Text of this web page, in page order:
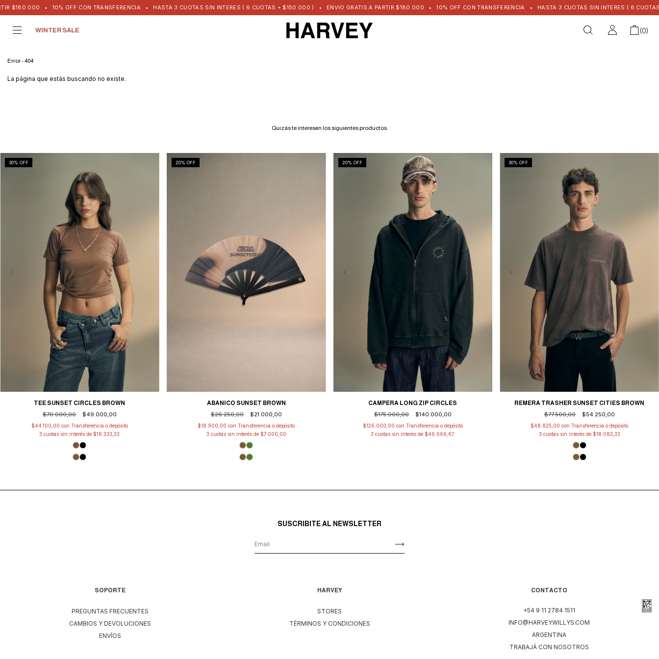
• 10% OFF CON TRANSFERENCIA • HASTA 3 CUOTAS SIN INTERES ( 6 CUOTAS + $150.000 ) • ENVIO GRATIS A PARTIR $180.000 • 10% OFF CON TRANSFERENCIA • HASTA 3 CUOTAS SIN INTERES ( 6 CUOTAS +
WINTER SALE (0)
Error - 404
La página que estás buscando no existe.
Quizás te interesen los siguientes productos.
30% OFF
TEE SUNSET CIRCLES BROWN
$70.000,00
$49.000,00
$44.100,00 con Transferencia o depósito
3 cuotas sin interés de $16.333,33
20% OFF
ABANICO SUNSET BROWN
$26.250,00
$21.000,00
$18.900,00con Transferencia o depósito
3 cuotas sin interés de $7.000,00
20% OFF
CAMPERA LONG ZIP CIRCLES
$175.000,00
$140.000,00
$126.000,00 con Transferencia o depósito
3 cuotas sin interés de $46.666,67
30% OFF
REMERA TRASHER SUNSET CITIES BROWN
$77.500,00
$54.250,00
$48.825,00con Transferencia o depósito
3 cuotas sin interés de $18.083,33
SUSCRIBITE AL NEWSLETTER
SOPORTE
PREGUNTAS FRECUENTES
CAMBIOS Y DEVOLUCIONES
ENVÍOS
HARVEY
STORES
TÉRMINOS Y CONDICIONES
CONTACTO
+54 9 11 2784 1511
INFO@HARVEYWILLYS.COM
ARGENTINA
TRABAJÁ CON NOSOTROS